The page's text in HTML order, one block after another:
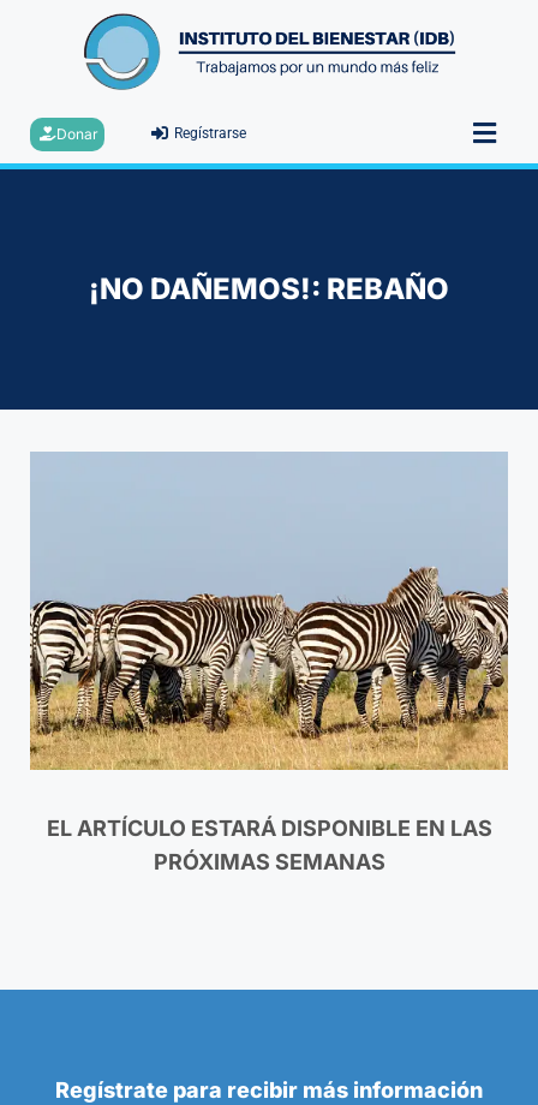
Donar Regístrarse
¡NO DAÑEMOS!: REBAÑO
EL ARTÍCULO ESTARÁ DISPONIBLE EN LAS
PRÓXIMAS SEMANAS
Regístrate para recibir más información